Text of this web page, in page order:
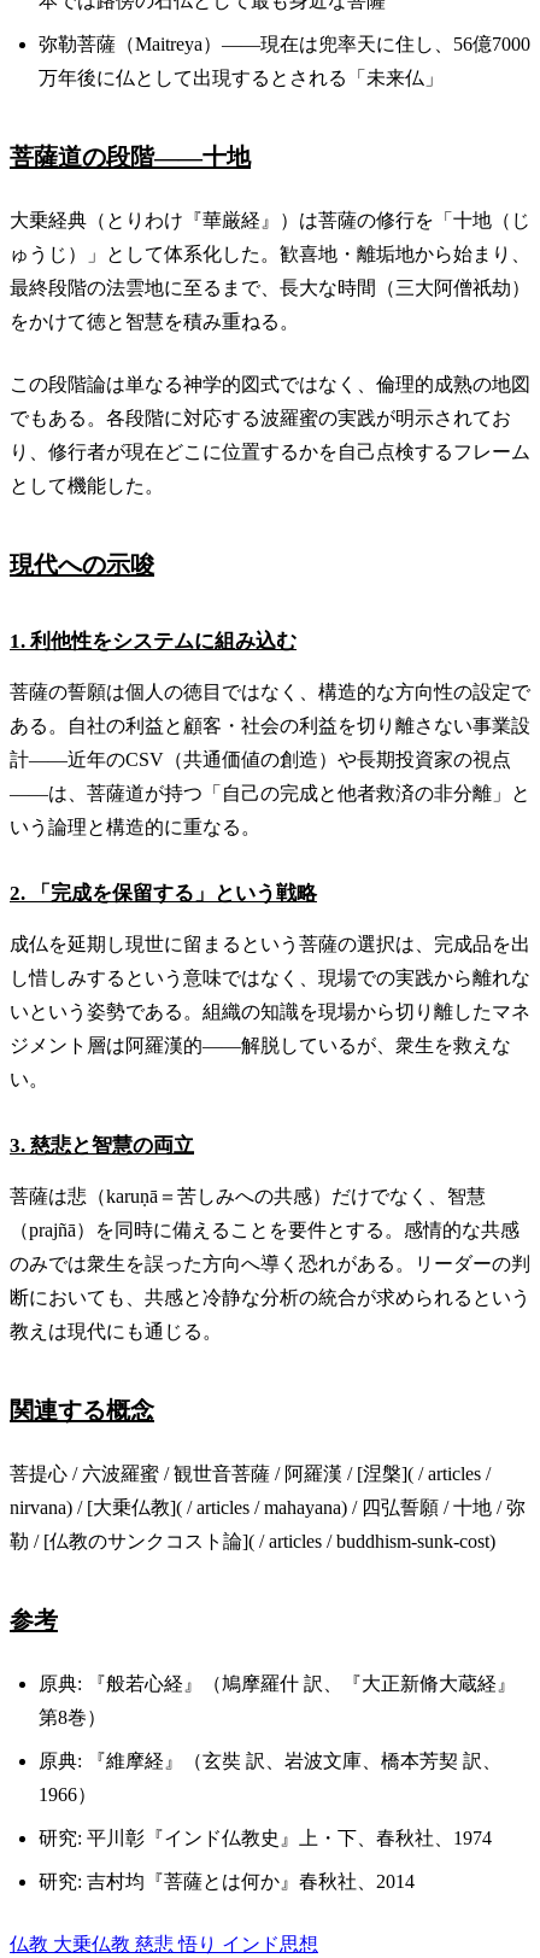
弥勒菩薩（Maitreya）——現在は兜率天に住し、56億7000
万年後に仏として出現するとされる「未来仏」
菩薩道の段階——十地
大乗経典（とりわけ『華厳経』）は菩薩の修行を「十地（じ
ゅうじ）」として体系化した。歓喜地・離垢地から始まり、
最終段階の法雲地に至るまで、長大な時間（三大阿僧祇劫）
をかけて徳と智慧を積み重ねる。
この段階論は単なる神学的図式ではなく、倫理的成熟の地図
でもある。各段階に対応する波羅蜜の実践が明示されてお
り、修行者が現在どこに位置するかを自己点検するフレーム
として機能した。
現代への示唆
1. 利他性をシステムに組み込む
菩薩の誓願は個人の徳目ではなく、構造的な方向性の設定で
ある。自社の利益と顧客・社会の利益を切り離さない事業設
計——近年のCSV（共通価値の創造）や長期投資家の視点
——は、菩薩道が持つ「自己の完成と他者救済の非分離」と
いう論理と構造的に重なる。
2. 「完成を保留する」という戦略
成仏を延期し現世に留まるという菩薩の選択は、完成品を出
し惜しみするという意味ではなく、現場での実践から離れな
いという姿勢である。組織の知識を現場から切り離したマネ
ジメント層は阿羅漢的——解脱しているが、衆生を救えな
い。
3. 慈悲と智慧の両立
菩薩は悲（karuṇā＝苦しみへの共感）だけでなく、智慧
（prajñā）を同時に備えることを要件とする。感情的な共感
のみでは衆生を誤った方向へ導く恐れがある。リーダーの判
断においても、共感と冷静な分析の統合が求められるという
教えは現代にも通じる。
関連する概念
菩提心 / 六波羅蜜 / 観世音菩薩 / 阿羅漢 / [涅槃]( / articles /
nirvana) / [大乗仏教]( / articles / mahayana) / 四弘誓願 / 十地 / 弥
勒 / [仏教のサンクコスト論]( / articles / buddhism-sunk-cost)
参考
原典: 『般若心経』（鳩摩羅什 訳、『大正新脩大蔵経』
第8巻）
原典: 『維摩経』（玄奘 訳、岩波文庫、橋本芳契 訳、
1966）
研究: 平川彰『インド仏教史』上・下、春秋社、1974
研究: 吉村均『菩薩とは何か』春秋社、2014
仏教 大乗仏教 慈悲悟り インド思想